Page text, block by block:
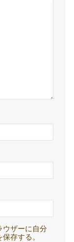
ウザーに自分
存する。